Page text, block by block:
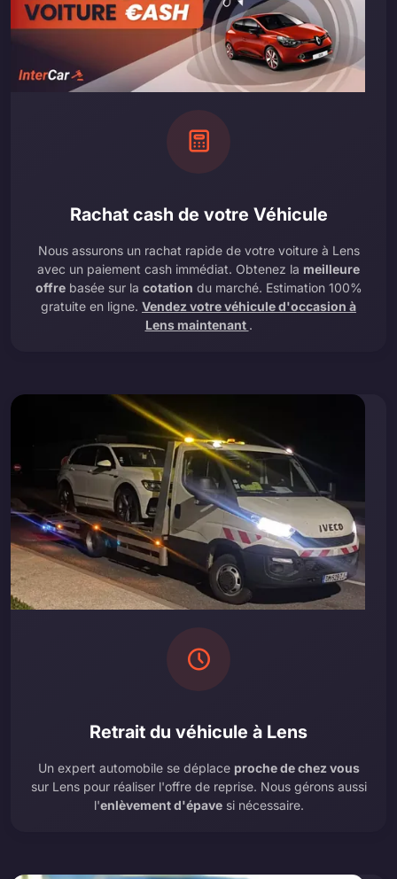
Rachat cash de votre Véhicule
Nous assurons un rachat rapide de votre voiture à Lens
avec un paiement cash immédiat. Obtenez la meilleure
offrebasée sur la cotation du marché. Estimation 100%
gratuite en ligne. Vendez votre véhicule d'occasion à
Lens maintenant .
Retrait du véhicule à Lens
Un expert automobile se déplace proche de chez vous
sur Lens pour réaliser l'offre de reprise. Nous gérons aussi
l'enlèvement d'épavesi nécessaire.